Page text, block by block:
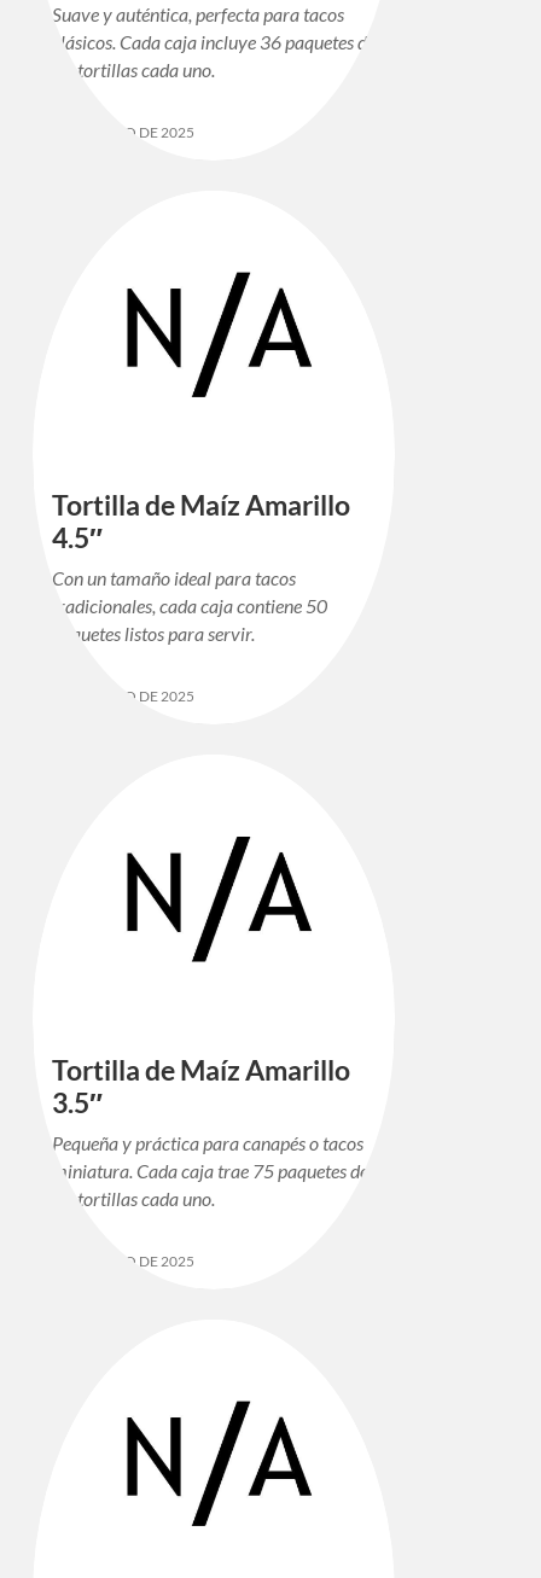
Suave y auténtica, perfecta para tacos
clásicos. Cada caja incluye 36 paquetes de
10 tortillas cada uno.
12 DE MAYO DE 2025
Tortilla de Maíz Amarillo
4.5″
Con un tamaño ideal para tacos
tradicionales, cada caja contiene 50
paquetes listos para servir.
12 DE MAYO DE 2025
Tortilla de Maíz Amarillo
3.5″
Pequeña y práctica para canapés o tacos
miniatura. Cada caja trae 75 paquetes de
25 tortillas cada uno.
12 DE MAYO DE 2025